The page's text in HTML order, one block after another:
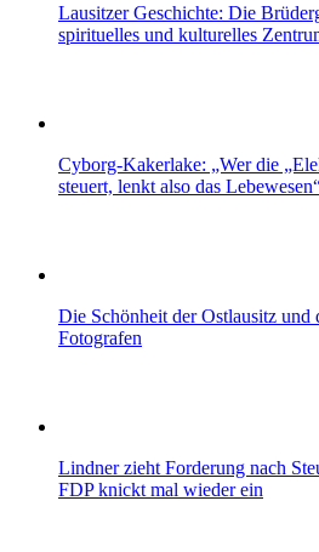
Lausitzer Geschichte: Die
spirituelles und kulturelles
Cyborg-Kakerlake: „Wer die
steuert, lenkt also das
Die Schönheit der Ostlausitz
Fotografen
Lindner zieht Forderung nach
FDP knickt mal wieder ein